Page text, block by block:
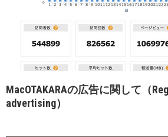
MacOTAKARAの広告に関して（
advertising）